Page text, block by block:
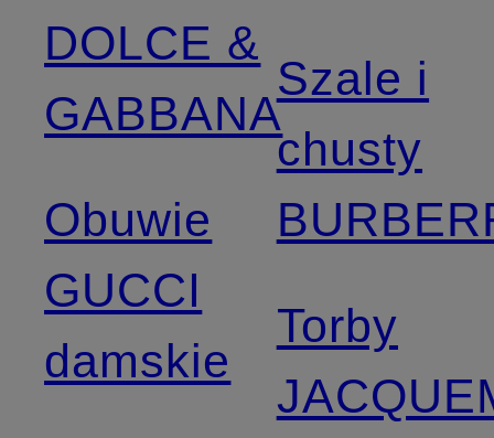
DOLCE &
GABBANA
Obuwie
GUCCI
damskie
Szale i
chusty
Torby